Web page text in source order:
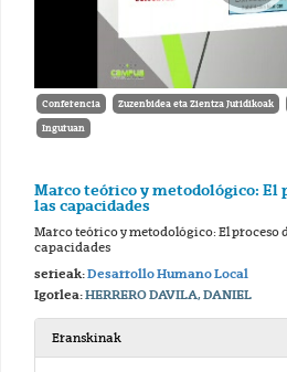
Conferencia Zuzenbidea eta Zientza Juridikoak
Inguruan
Marco teórico y metodológico: El
las capacidades
Marco teórico y metodológico: El proceso
capacidades
serieak:Desarrollo Humano Local
Igorlea:HERRERO DAVILA, DANIEL
Eranskinak